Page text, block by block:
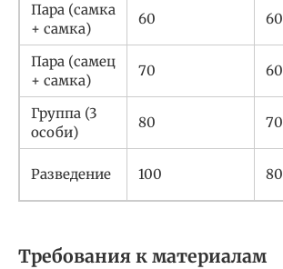
Пара (самка
+ самка)
60 60
Пара (самец
+ самка)
70 60
Группа (3
особи)
80 70
Разведение 100 80
Требования к материалам